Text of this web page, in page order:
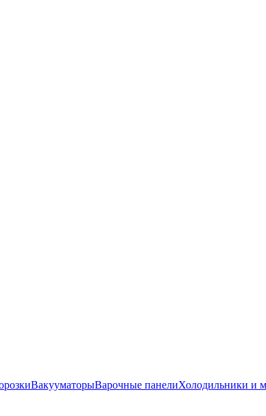
ВакууматорыВарочные панелиХолодильники и